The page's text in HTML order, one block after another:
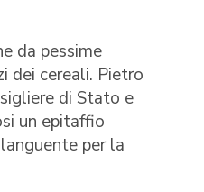
da pessime
dei cereali. Pietro
di Stato e
un epitaffio
per la